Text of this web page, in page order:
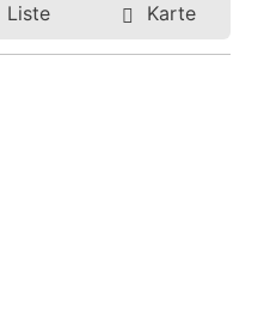
Liste Karte